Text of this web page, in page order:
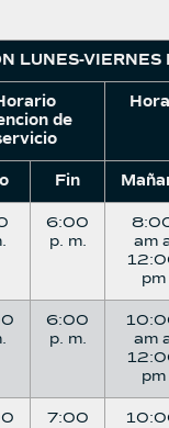
LUNES-
de
Fin
6:00
p. m.
am
pm
6:00
p. m.
am
pm
7:00